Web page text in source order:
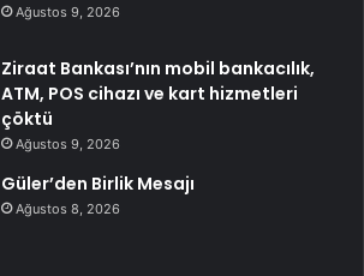
Ağustos 9, 2026
Ziraat Bankası’nın mobil bankacılık,
ATM, POS cihazı ve kart hizmetleri
çöktü
Ağustos 9, 2026
Güler’den Birlik Mesajı
Ağustos 8, 2026